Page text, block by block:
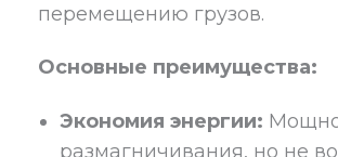
перемещению грузов.
Основные преимущества:
Экономия энергии:
размагничивания, но не